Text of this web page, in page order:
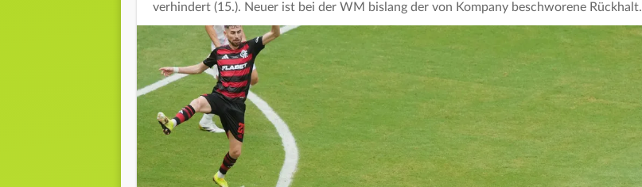
verhindert (15.). Neuer ist bei der WM bislang der von Kompany beschworene Rückhalt.